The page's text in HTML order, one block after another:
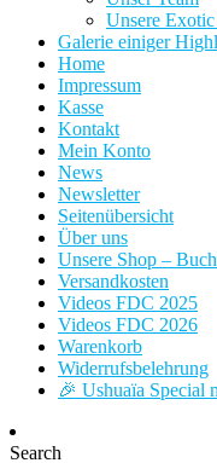
Unsere
Galerie einiger
Home
Impressum
Kasse
Kontakt
Mein Konto
News
Newsletter
Seitenübersicht
Über uns
Unsere Shop –
Versandkosten
Videos FDC 2025
Videos FDC 2026
Warenkorb
Widerrufsbelehrung
🎉 Ushuaïa Special
Search